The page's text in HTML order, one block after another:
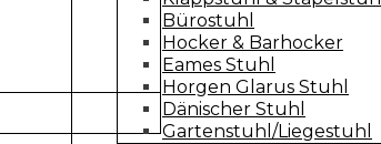
Bürostuhl
Hocker & Barhocker
Eames Stuhl
Horgen Glarus Stuhl
Dänischer Stuhl
Gartenstuhl/Liegestuhl